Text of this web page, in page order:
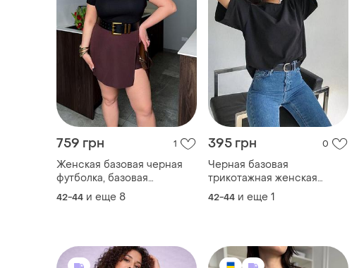
759 грн 1
Женская базовая черная
футболка, базовая
футболка, футболка
42-44 и еще 8
395 грн 0
Черная базовая
трикотажная женская
футболка футболка черная
для подростка
42-44 и еще 1